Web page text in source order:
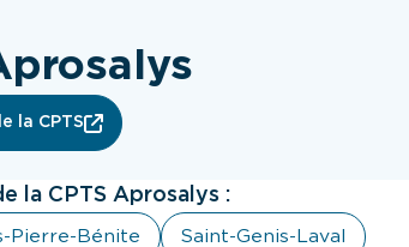
la CPTS
la CPTS Aprosalys :
Pierre-Bénite Saint-Genis-Laval